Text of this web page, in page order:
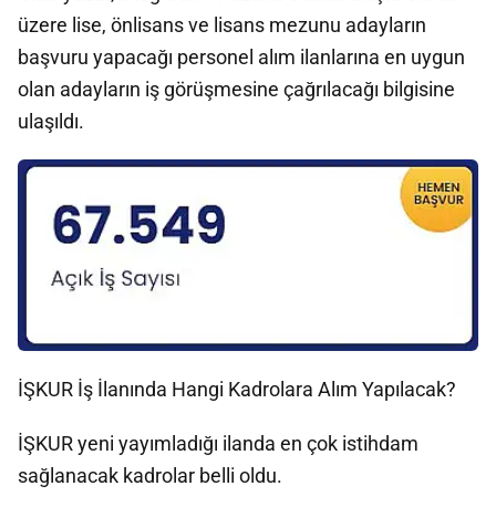
üzere lise, önlisans ve lisans mezunu adayların
başvuru yapacağı personel alım ilanlarına en uygun
olan adayların iş görüşmesine çağrılacağı bilgisine
ulaşıldı.
İŞKUR İş İlanında Hangi Kadrolara Alım Yapılacak?
İŞKUR yeni yayımladığı ilanda en çok istihdam
sağlanacak kadrolar belli oldu.